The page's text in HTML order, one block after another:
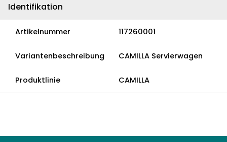
Identifikation
Artikelnummer 117260001
Variantenbeschreibung CAMILLA Servierwagen
Produktlinie CAMILLA